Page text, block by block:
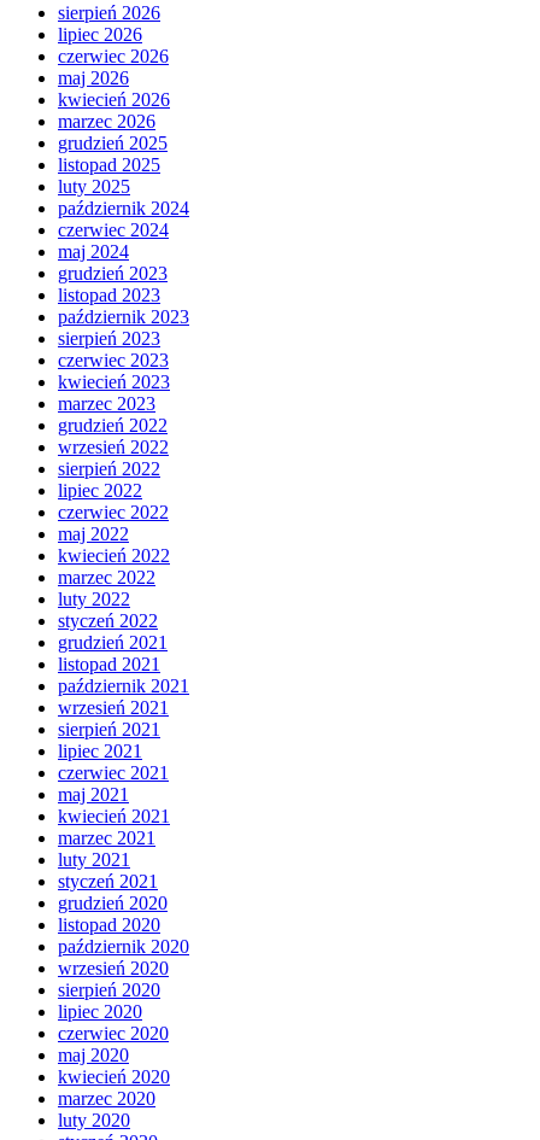
sierpień 2026
lipiec 2026
czerwiec 2026
maj 2026
kwiecień 2026
marzec 2026
grudzień 2025
listopad 2025
luty 2025
październik 2024
czerwiec 2024
maj 2024
grudzień 2023
listopad 2023
październik 2023
sierpień 2023
czerwiec 2023
kwiecień 2023
marzec 2023
grudzień 2022
wrzesień 2022
sierpień 2022
lipiec 2022
czerwiec 2022
maj 2022
kwiecień 2022
marzec 2022
luty 2022
styczeń 2022
grudzień 2021
listopad 2021
październik 2021
wrzesień 2021
sierpień 2021
lipiec 2021
czerwiec 2021
maj 2021
kwiecień 2021
marzec 2021
luty 2021
styczeń 2021
grudzień 2020
listopad 2020
październik 2020
wrzesień 2020
sierpień 2020
lipiec 2020
czerwiec 2020
maj 2020
kwiecień 2020
marzec 2020
luty 2020